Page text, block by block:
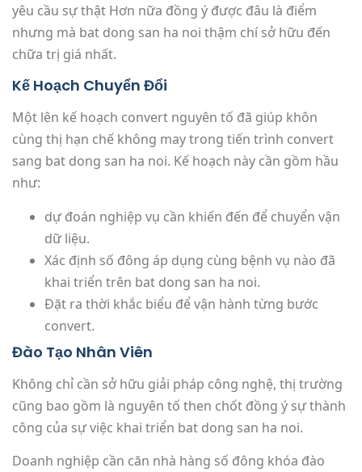
yêu cầu sự thật Hơn nữa đồng ý được đâu là điểm
nhưng mà bat dong san ha noi thậm chí sở hữu đến
chữa trị giá nhất.
Kế Hoạch Chuyển Đổi
Một lên kế hoạch convert nguyên tố đã giúp khôn
cùng thị hạn chế không may trong tiến trình convert
sang bat dong san ha noi. Kế hoạch này cần gồm hầu
như:
dự đoán nghiệp vụ cần khiến đến để chuyển vận
dữ liệu.
Xác định số đông áp dụng cùng bệnh vụ nào đã
khai triển trên bat dong san ha noi.
Đặt ra thời khắc biểu để vận hành từng bước
convert.
Đào Tạo Nhân Viên
Không chỉ cần sở hữu giải pháp công nghệ, thị trường
cũng bao gồm là nguyên tố then chốt đồng ý sự thành
công của sự việc khai triển bat dong san ha noi.
Doanh nghiệp cần căn nhà hàng số đông khóa đào